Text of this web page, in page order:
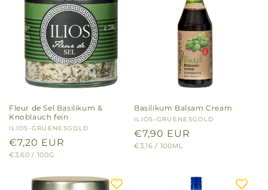
Fleur de Sel Basilikum &
Knoblauch fein
Anbieter:
ILIOS-GRUENESGOLD
Normaler
Preis
€7,20 EUR
GRUNDPREIS
€3,60 / PRO
100G
Basilikum Balsam Cream
Anbieter:
ILIOS-GRUENESGOLD
Normaler
Preis
€7,90 EUR
GRUNDPREIS
€3,16 / PRO
100ML